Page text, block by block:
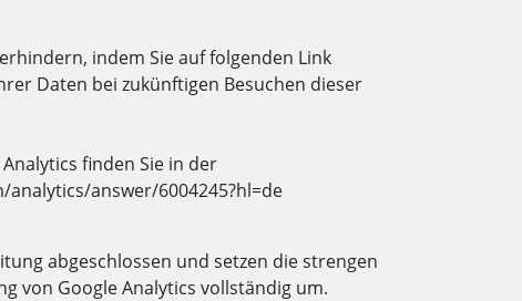
indem Sie auf folgenden Link
Daten bei zukünftigen Besuchen dieser
finden Sie in der
answer/6004245?hl=de
abgeschlossen und setzen die strengen
von Google Analytics vollständig um.